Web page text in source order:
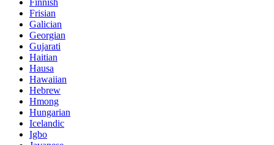
Frisian
Galician
Georgian
Gujarati
Haitian
Hausa
Hawaiian
Hebrew
Hmong
Hungarian
Icelandic
Igbo